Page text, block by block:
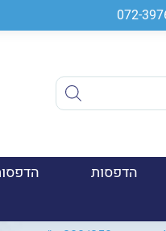
072-
הדפסות